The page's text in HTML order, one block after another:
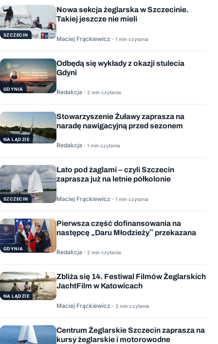
SZCZECIN
Nowa sekcja żeglarska w Szczecinie.
Takiej jeszcze nie mieli
Maciej Frąckiewicz · 1 min czytania
GDYNIA
Odbędą się wykłady z okazji stulecia
Gdyni
Redakcja · 2 min czytania
NA LĄDZIE
Stowarzyszenie Żuławy zaprasza na
naradę nawigacyjną przed sezonem
Redakcja · 1 min czytania
SZCZECIN
Lato pod żaglami – czyli Szczecin
zaprasza już na letnie półkolonie
Maciej Frąckiewicz · 1 min czytania
GDYNIA
Pierwsza część dofinansowania na
następcę „Daru Młodzieży” przekazana
Redakcja · 2 min czytania
NA LĄDZIE
Zbliża się 14. Festiwal Filmów Żeglarskich
JachtFilm w Katowicach
Maciej Frąckiewicz · 3 min czytania
Centrum Żeglarskie Szczecin zaprasza na
kursy żeglarskie i motorowodne